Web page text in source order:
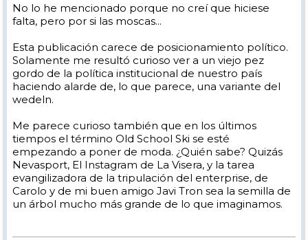
No lo he mencionado porque no creí que hiciese
falta, pero por si las moscas...
Esta publicación carece de posicionamiento político.
Solamente me resultó curioso ver a un viejo pez
gordo de la política institucional de nuestro país
haciendo alarde de, lo que parece, una variante del
wedeln.
Me parece curioso también que en los últimos
tiempos el término Old School Ski se esté
empezando a poner de moda. ¿Quién sabe? Quizás
Nevasport, El Instagram de La Visera, y la tarea
evangilizadora de la tripulación del enterprise, de
Carolo y de mi buen amigo Javi Tron sea la semilla de
un árbol mucho más grande de lo que imaginamos.